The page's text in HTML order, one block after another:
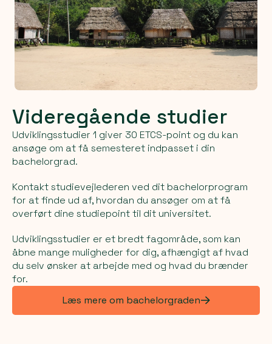
Videregående studier
Udviklingsstudier 1 giver 30 ETCS-point og du kan
ansøge om at få semesteret indpasset i din
bachelorgrad.
Kontakt studievejlederen ved dit bachelorprogram
for at finde ud af, hvordan du ansøger om at få
overført dine studiepoint til dit universitet.
Udviklingsstudier er et bredt fagområde, som kan
åbne mange muligheder for dig, afhængigt af hvad
du selv ønsker at arbejde med og hvad du brænder
for.
Læs mere om bachelorgraden